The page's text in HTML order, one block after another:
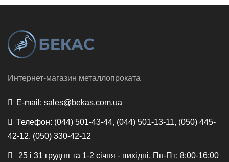
Интернет-магазин металлопроката
E-mail: sales@bekas.com.ua
Телефон: (044) 501-43-44, (044) 501-13-11, (050) 445-
42-12, (050) 330-42-12
25 і 31 грудня та 1-2 січня - вихідні, Пн-Пт: 8:00-16:00